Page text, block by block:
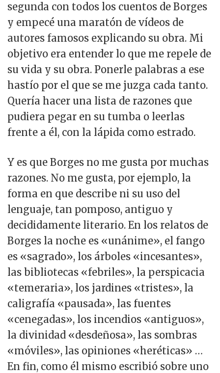
segunda con todos los cuentos de Borges
y empecé una maratón de vídeos de
autores famosos explicando su obra. Mi
objetivo era entender lo que me repele de
su vida y su obra. Ponerle palabras a ese
hastío por el que se me juzga cada tanto.
Quería hacer una lista de razones que
pudiera pegar en su tumba o leerlas
frente a él, con la lápida como estrado.
Y es que Borges no me gusta por muchas
razones. No me gusta, por ejemplo, la
forma en que describe ni su uso del
lenguaje, tan pomposo, antiguo y
decididamente literario. En los relatos de
Borges la noche es «unánime», el fango
es «sagrado», los árboles «incesantes»,
las bibliotecas «febriles», la perspicacia
«temeraria», los jardines «tristes», la
caligrafía «pausada», las fuentes
«cenegadas», los incendios «antiguos»,
la divinidad «desdeñosa», las sombras
«móviles», las opiniones «heréticas» …
En fin, como él mismo escribió sobre uno